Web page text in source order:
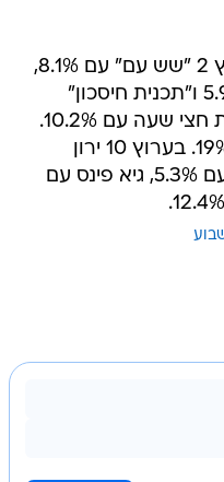
פרה פריים ואקטואליה: בערוץ 2 "שש עם" עם 8.1%,
התכנית של שגב משה עם 5.9% ו"תכנית חיסכון"
ששבה לשדר תכנית רגילה בת חצי שעה עם 10.2%.
המהדורה המרכזית זוכה ל-19%. בערוץ 10 ירון
לונדון ללא מוטי קירשנבאום עם 5.3%, גיא פינס עם